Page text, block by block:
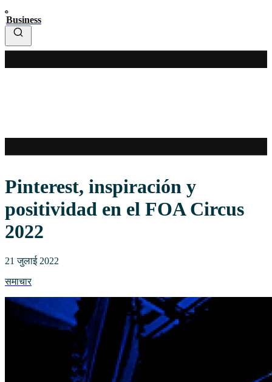
Business
Pinterest, inspiración y
positividad en el FOA Circus
2022
21 जुलाई 2022
समाचार